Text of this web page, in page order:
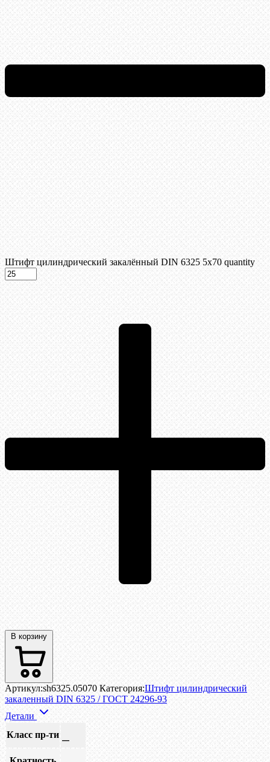
Штифт цилиндрический закалённый DIN 6325 5х70 quantity
В корзину
Артикул:sh6325.05070 Категория:Штифт цилиндрический
закаленный DIN 6325 / ГОСТ 24296-93
Детали
Класс пр-ти —